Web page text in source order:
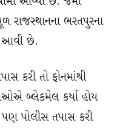
રાજસ્થાનના ભરતપુરના
આવી છે.
કરી તો ફોનમાંથી
બ્લેકમેલ કર્યા હોય
પોલીસ તપાસ કરી